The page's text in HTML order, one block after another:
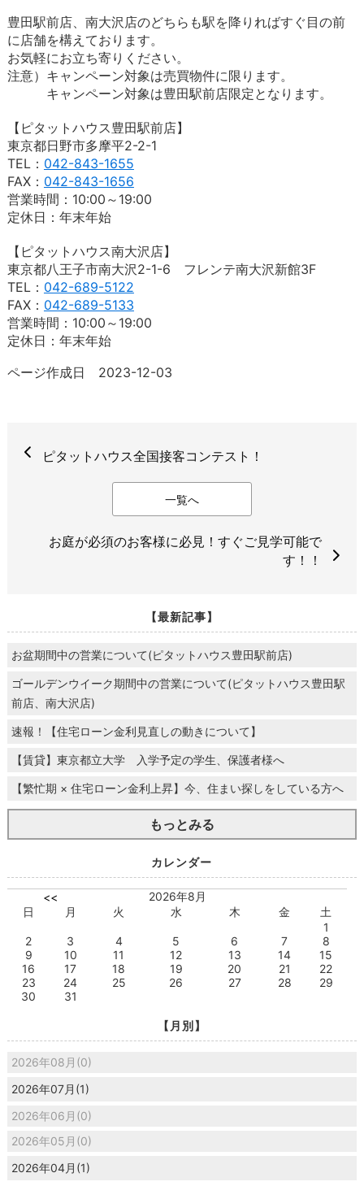
豊田駅前店、南大沢店のどちらも駅を降りればすぐ目の前
に店舗を構えております。
お気軽にお立ち寄りください。
注意）キャンペーン対象は売買物件に限ります。
キャンペーン対象は豊田駅前店限定となります。
【ピタットハウス豊田駅前店】
東京都日野市多摩平2-2-1
TEL： 042-843-1655
FAX： 042-843-1656
営業時間：10:00～19:00
定休日：年末年始
【ピタットハウス南大沢店】
東京都八王子市南大沢2-1-6 フレンテ南大沢新館3F
TEL： 042-689-5122
FAX： 042-689-5133
営業時間：10:00～19:00
定休日：年末年始
ページ作成日 2023-12-03
ピタットハウス全国接客コンテスト！
一覧へ
お庭が必須のお客様に必見！すぐご見学可能で
す！！
【最新記事】
お盆期間中の営業について(ピタットハウス豊田駅前店)
ゴールデンウイーク期間中の営業について(ピタットハウス豊田駅
前店、南大沢店)
速報！【住宅ローン金利見直しの動きについて】
【賃貸】東京都立大学 入学予定の学生、保護者様へ
【繁忙期 × 住宅ローン金利上昇】今、住まい探しをしている方へ
もっとみる
カレンダー
<<
2026年8月
日
月 火 水 木 金
土
1
2
3 4 5 6 7
8
9
10 11 12 13 14
15
16
17 18 19 20 21
22
23
24 25 26 27 28
29
30
31
【月別】
2026年08月(0)
2026年07月(1)
2026年06月(0)
2026年05月(0)
2026年04月(1)